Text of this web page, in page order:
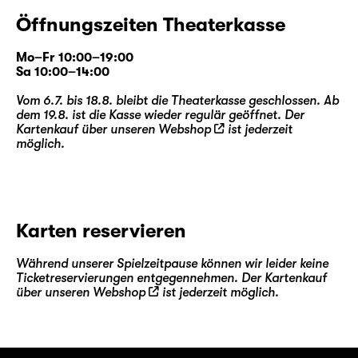
Farmhaus dennoch all den Erkrankten zur
Verfügung und kümmerte sich um sie, die
sonst keinen Ort mehr hatten zum Bleiben
und zum Sterben. Es war eine Zeit, in der
Liebe immer auch Angst bedeutete. Walter
und Henry haben es überlebt, aber der Preis
war hoch.
Eric, Toby und ihre Freunde suchen ihren
Verschwunden ist es nicht, und ist im Fall des
Generationen weitergegeben wird und das
Leben desjenigen bestimmt. Etwa das Leben
Während die politischen Gewissheiten einen
Öffnungszeiten Theaterkasse
Mo–Fr 10:00–19:00
Sa 10:00–14:00
Vom 6.7. bis 18.8. bleibt die Theaterkasse geschlossen. Ab
dem 19.8. ist die Kasse wieder regulär geöffnet. Der
Kartenkauf über unseren Webshop
ist jederzeit
möglich.
Karten reservieren
Während unserer Spielzeitpause können wir leider keine
Ticketreservierungen entgegennehmen. Der Kartenkauf
über unseren Webshop ist jederzeit möglich.